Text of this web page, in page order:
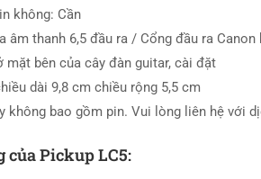
không: Cần
âm thanh 6,5 đầu ra / Cổng đầu ra
mặt bên của cây đàn guitar, cài đặt
dài 9,8 cm chiều rộng 5,5 cm
không bao gồm pin. Vui lòng liên hệ với
của Pickup LC5: